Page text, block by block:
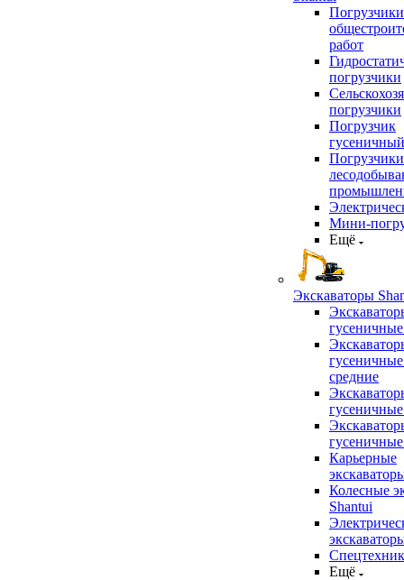
работ
погрузчики
погрузчики
Погрузчик
гусеничный
Мини-
Ещё
Экскаваторы
средние
Карьерные
Колесные
Shantui
Ещё